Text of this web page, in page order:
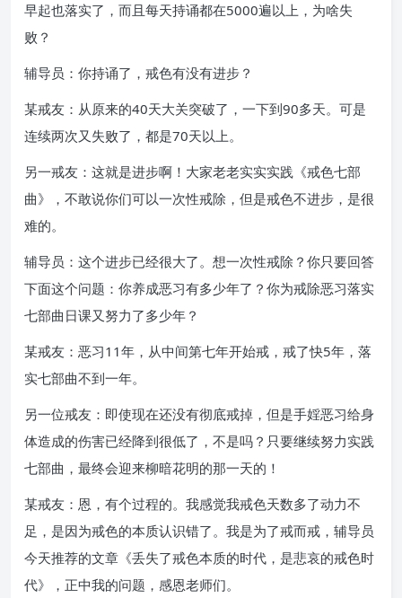
早起也落实了，而且每天持诵都在5000遍以上，为啥失
败？
辅导员：你持诵了，戒色有没有进步？
某戒友：从原来的40天大关突破了，一下到90多天。可是
连续两次又失败了，都是70天以上。
另一戒友：这就是进步啊！大家老老实实实践《戒色七部
曲》，不敢说你们可以一次性戒除，但是戒色不进步，是很
难的。
辅导员：这个进步已经很大了。想一次性戒除？你只要回答
下面这个问题：你养成恶习有多少年了？你为戒除恶习落实
七部曲日课又努力了多少年？
某戒友：恶习11年，从中间第七年开始戒，戒了快5年，落
实七部曲不到一年。
另一位戒友：即使现在还没有彻底戒掉，但是手婬恶习给身
体造成的伤害已经降到很低了，不是吗？只要继续努力实践
七部曲，最终会迎来柳暗花明的那一天的！
某戒友：恩，有个过程的。我感觉我戒色天数多了动力不
足，是因为戒色的本质认识错了。我是为了戒而戒，辅导员
今天推荐的文章《丢失了戒色本质的时代，是悲哀的戒色时
代》，正中我的问题，感恩老师们。